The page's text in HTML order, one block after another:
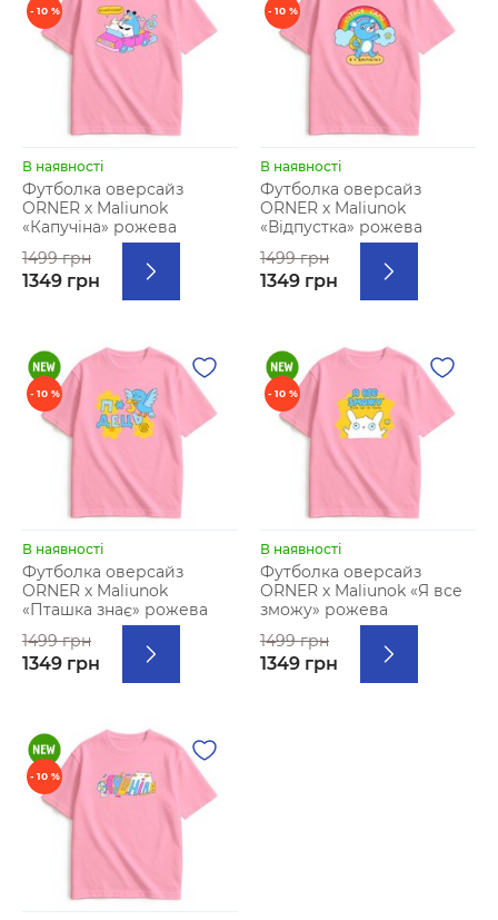
- 10 %
В наявності
Футболка оверсайз
ORNER х Maliunok
«Капучіна» рожева
1499 грн
1349 грн
- 10 %
В наявності
Футболка оверсайз
ORNER х Maliunok
«Відпустка» рожева
1499 грн
1349 грн
- 10 %
В наявності
Футболка оверсайз
ORNER х Maliunok
«Пташка знає» рожева
1499 грн
1349 грн
- 10 %
В наявності
Футболка оверсайз
ORNER х Maliunok «Я все
зможу» рожева
1499 грн
1349 грн
- 10 %